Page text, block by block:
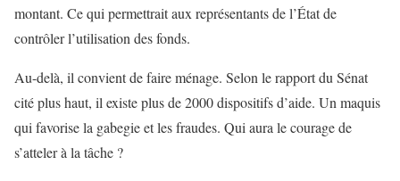
montant. Ce qui permettrait aux représentants de l’État de
contrôler l’utilisation des fonds.
Au-delà, il convient de faire ménage. Selon le rapport du Sénat
cité plus haut, il existe plus de 2000 dispositifs d’aide. Un maquis
qui favorise la gabegie et les fraudes. Qui aura le courage de
s’atteler à la tâche ?